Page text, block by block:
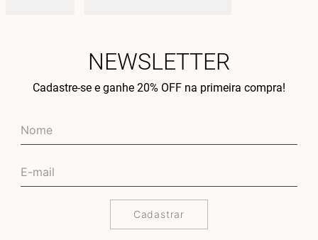
NEWSLETTER
Cadastre-se e ganhe 20% OFF na primeira compra!
Cadastrar